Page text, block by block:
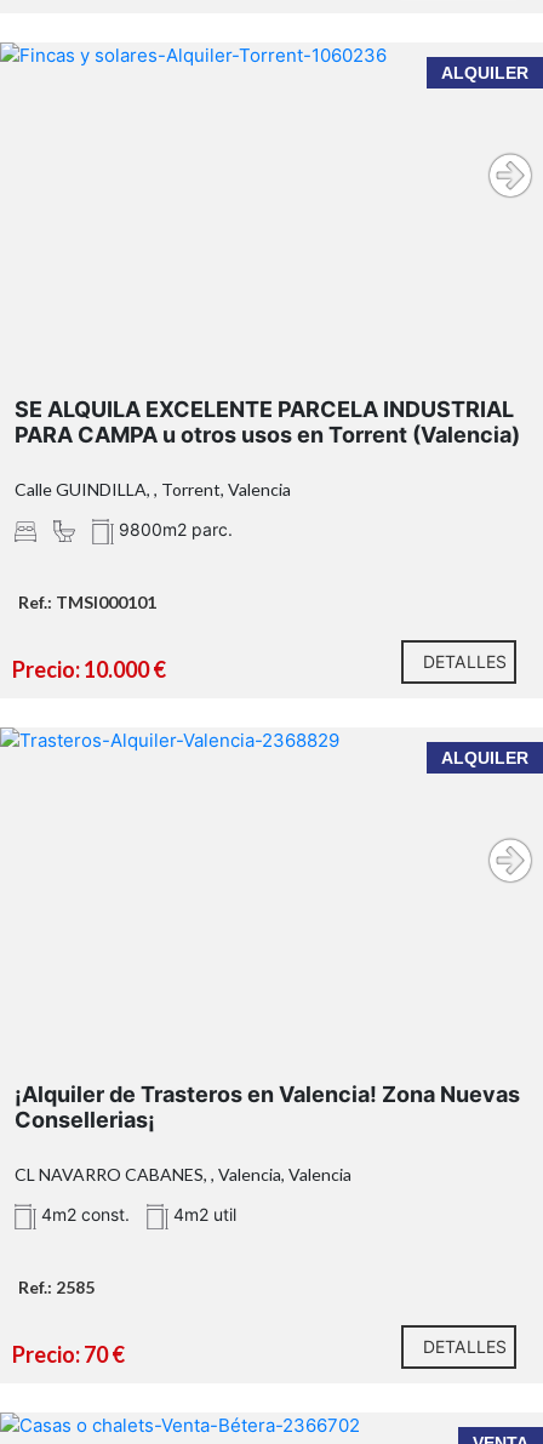
ALQUILER
SE ALQUILA EXCELENTE PARCELA INDUSTRIAL
PARA CAMPA u otros usos en Torrent (Valencia)
Calle GUINDILLA, , Torrent, Valencia
9800m2 parc.
Ref.: TMSI000101
Precio: 10.000 € DETALLES
ALQUILER
96
www.antoniojserra.com
¡Alquiler de Trasteros en Valencia! Zona Nuevas
Consellerias¡
CL NAVARRO CABANES, , Valencia, Valencia
4m2 const.
4m2 util
Ref.: 2585
Precio: 70 € DETALLES